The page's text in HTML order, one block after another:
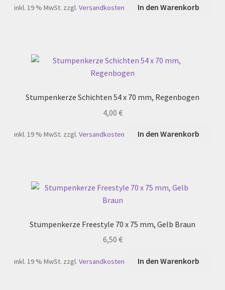
inkl. 19 % MwSt. zzgl.Versandkosten In den Warenkorb
Stumpenkerze Schichten 54 x 70 mm, Regenbogen
4,00 €
inkl. 19 % MwSt. zzgl.Versandkosten In den Warenkorb
Stumpenkerze Freestyle 70 x 75 mm, Gelb Braun
6,50 €
inkl. 19 % MwSt. zzgl.Versandkosten In den Warenkorb